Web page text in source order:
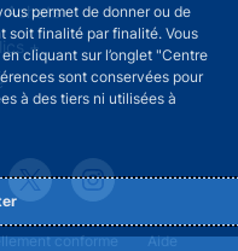
permet de donner ou de
soit finalité par finalité. Vous
cliquant sur l’onglet "Centre
sont conservées pour
à des tiers ni utilisées à
Achats
+
conforme Aide